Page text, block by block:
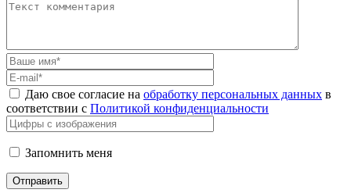
Даю свое согласие на обработку персональных данных в
соответствии с Политикой конфиденциальности
Запомнить меня